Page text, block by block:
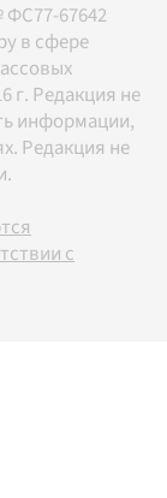
67642
в сфере
г. Редакция не
информации,
Редакция не
с